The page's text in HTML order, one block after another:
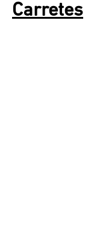
Carretes